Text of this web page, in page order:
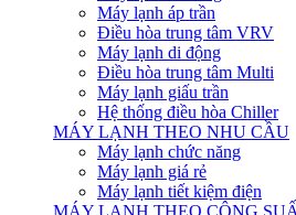
Máy lạnh áp trần
Điều hòa trung tâm VRV
Máy lạnh di động
Điều hòa trung tâm Multi
Máy lạnh giấu trần
Hệ thống điều hòa Chiller
MÁY LẠNH THEO NHU CẦU
Máy lạnh chức năng
Máy lạnh giá rẻ
Máy lạnh tiết kiệm điện
MÁY LẠNH THEO CÔNG